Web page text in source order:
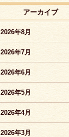
アーカイブ
2026年8月
2026年7月
2026年6月
2026年5月
2026年4月
2026年3月